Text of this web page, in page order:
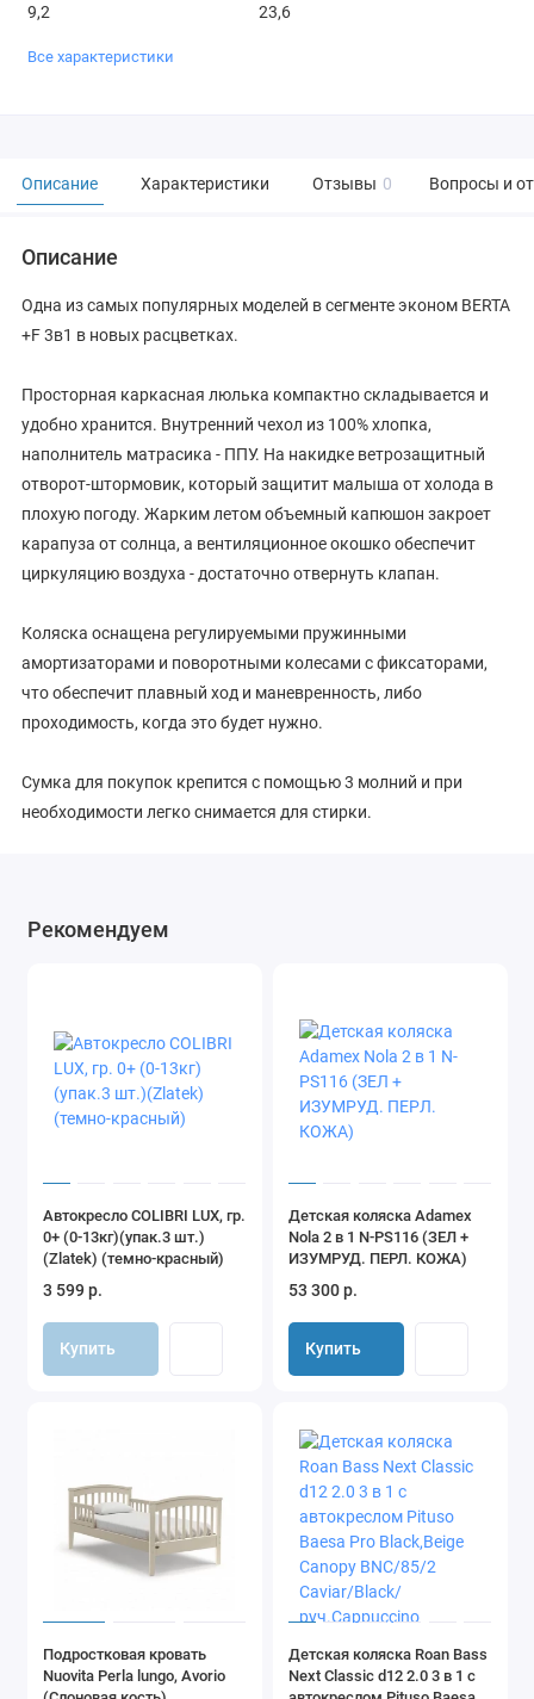
9,2 23,6
Все характеристики
Описание Характеристики Отзывы 0 Вопросы и
Описание
Одна из самых популярных моделей в сегменте эконом BERTA
+F 3в1 в новых расцветках.
Просторная каркасная люлька компактно складывается и
удобно хранится. Внутренний чехол из 100% хлопка,
наполнитель матрасика - ППУ. На накидке ветрозащитный
отворот-штормовик, который защитит малыша от холода в
плохую погоду. Жарким летом объемный капюшон закроет
карапуза от солнца, а вентиляционное окошко обеспечит
циркуляцию воздуха - достаточно отвернуть клапан.
Коляска оснащена регулируемыми пружинными
амортизаторами и поворотными колесами с фиксаторами,
что обеспечит плавный ход и маневренность, либо
проходимость, когда это будет нужно.
Сумка для покупок крепится с помощью 3 молний и при
необходимости легко снимается для стирки.
удобством посещать места, куда нельзя с коляской,
Alis BERTA +F 3в1 - отличный выбор для покупателей, которые
ищут недорогую и удобную коляску.
Компания «Аист» продаёт коляски оптом. Покупайте коляску
BERTA+F 3в1 от Alis в нашем интернет-магазине по лучшим
Рекомендуем
Автокресло COLIBRI LUX, гр.
0+ (0-13кг)(упак.3 шт.)
(Zlatek) (темно-красный)
3 599 р.
Купить
Детская коляска Adamex
Nola 2 в 1 N-PS116 (ЗЕЛ +
ИЗУМРУД. ПЕРЛ. КОЖА)
53 300 р.
Купить
Подростковая кровать
Nuovita Perla lungo, Avorio
Детская коляска Roan Bass
Next Classic d12 2.0 3 в 1 с